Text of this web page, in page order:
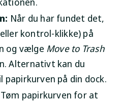
Når du har fundet det,
kontrol-klikke) på
og vælge Move to Trash
Alternativt kan du
på din dock.
Tøm papirkurven for at